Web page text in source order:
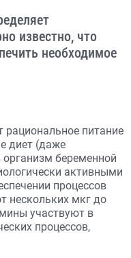
известно, что
необходимое
рациональное питание
диет (даже
беременной
активными
процессов
нескольких мкг до
участвуют в
процессов,